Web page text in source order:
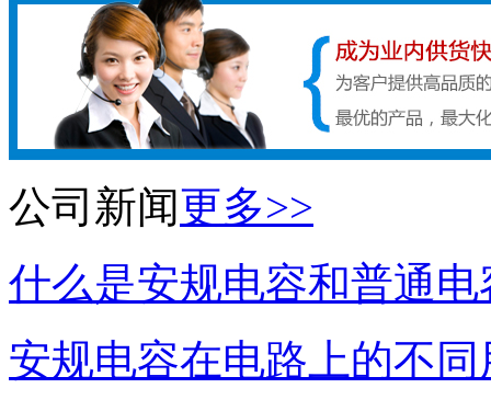
公司新闻更多>>
什么是安规电容和普通
安规电容在电路上的不同